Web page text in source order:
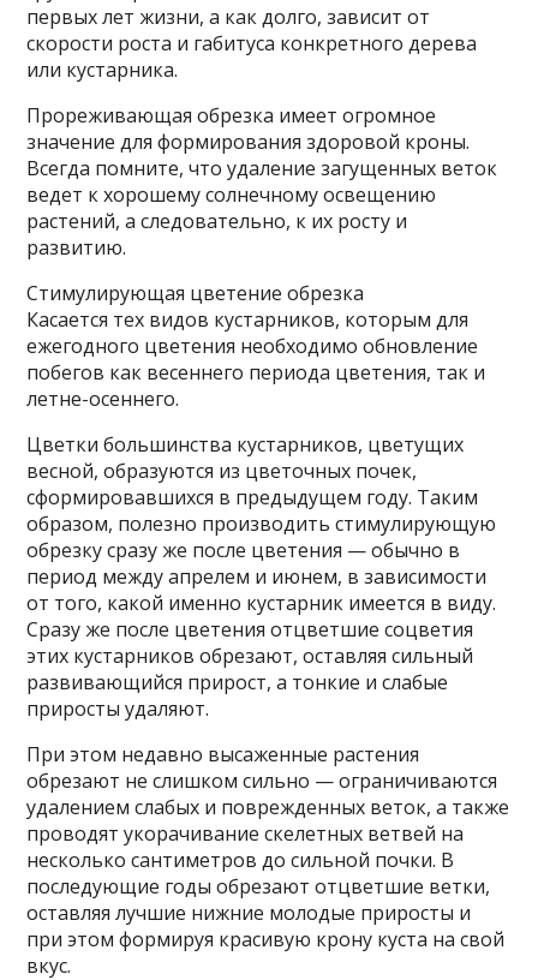
первых лет жизни, а как долго, зависит от
скорости роста и габитуса конкретного дерева
или кустарника.
Прореживающая обрезка имеет огромное
значение для формирования здоровой кроны.
Всегда помните, что удаление загущенных веток
ведет к хорошему солнечному освещению
растений, а следовательно, к их росту и
развитию.
Стимулирующая цветение обрезка
Касается тех видов кустарников, которым для
ежегодного цветения необходимо обновление
побегов как весеннего периода цветения, так и
летне-осеннего.
Цветки большинства кустарников, цветущих
весной, образуются из цветочных почек,
сформировавшихся в предыдущем году. Таким
образом, полезно производить стимулирующую
обрезку сразу же после цветения — обычно в
период между апрелем и июнем, в зависимости
от того, какой именно кустарник имеется в виду.
Сразу же после цветения отцветшие соцветия
этих кустарников обрезают, оставляя сильный
развивающийся прирост, а тонкие и слабые
приросты удаляют.
При этом недавно высаженные растения
обрезают не слишком сильно — ограничиваются
удалением слабых и поврежденных веток, а также
проводят укорачивание скелетных ветвей на
несколько сантиметров до сильной почки. В
последующие годы обрезают отцветшие ветки,
оставляя лучшие нижние молодые приросты и
при этом формируя красивую крону куста на свой
вкус.